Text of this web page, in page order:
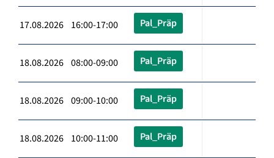
17.08.2026 16:00-17:00 Pal_Präp
18.08.2026 08:00-09:00 Pal_Präp
18.08.2026 09:00-10:00 Pal_Präp
18.08.2026 10:00-11:00 Pal_Präp